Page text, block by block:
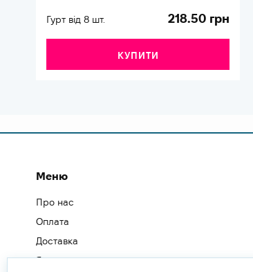
Гурт від 8 шт. 218.50 грн
КУПИТИ
Меню
Про нас
Оплата
Доставка
Як замовити